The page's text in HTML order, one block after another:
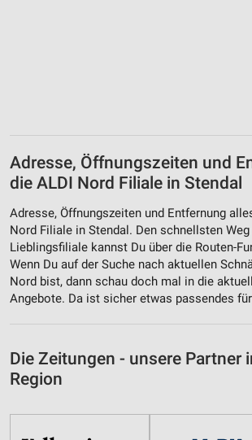
Adresse, Öffnungszeiten und
die ALDI Nord Filiale in Stendal
Adresse, Öffnungszeiten und Entfernung
Nord Filiale in Stendal. Den schnellsten Weg
Lieblingsfiliale kannst Du über die Routen-
Wenn Du auf der Suche nach aktuellen
Nord bist, dann schau doch mal in die
Angebote. Da ist sicher etwas passendes
Die Zeitungen - unsere Partner
Region